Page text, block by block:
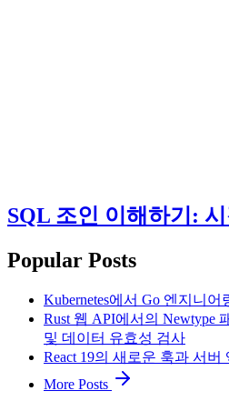
SQL 조인 이해하기:
Popular Posts
Kubernetes에서 Go 엔지니어
Rust 웹 API에서의 Newtype
및 데이터 유효성 검사
React 19의 새로운 훅과 서
More Posts